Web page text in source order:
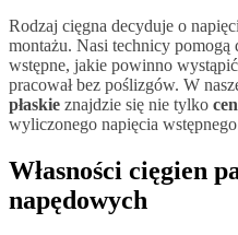
Rodzaj cięgna decyduje o
montażu. Nasi technicy pomogą
wstępne, jakie powinno
pracował bez poślizgów. W
płaskie znajdzie się nie tylko
wyliczonego napięcia
Własności cięgien
napędowych